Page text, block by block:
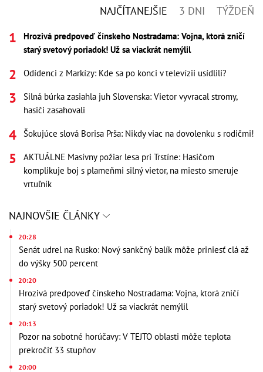
NAJČÍTANEJŠIE 3 DNI TÝŽDEŇ
Hrozivá predpoveď čínskeho Nostradama: Vojna, ktorá zničí
starý svetový poriadok! Už sa viackrát nemýlil
Odídenci z Markízy: Kde sa po konci v televízii usídlili?
Silná búrka zasiahla juh Slovenska: Vietor vyvracal stromy,
hasiči zasahovali
Šokujúce slová Borisa Prša: Nikdy viac na dovolenku s rodičmi!
AKTUÁLNE Masívny požiar lesa pri Trstíne: Hasičom
komplikuje boj s plameňmi silný vietor, na miesto smeruje
vrtuľník
NAJNOVŠIE ČLÁNKY
20:28
Senát udrel na Rusko: Nový sankčný balík môže priniesť clá až
do výšky 500 percent
20:20
Hrozivá predpoveď čínskeho Nostradama: Vojna, ktorá zničí
starý svetový poriadok! Už sa viackrát nemýlil
20:13
Pozor na sobotné horúčavy: V TEJTO oblasti môže teplota
prekročiť 33 stupňov
20:00